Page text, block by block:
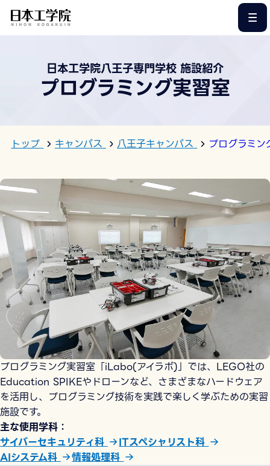
日本工学院八王子専門学校 施設紹介
プログラミング実習室
トップ キャンパス 八王子キャンパス プログラミン
プログラミング実習室「iLabo(アイラボ)」では、LEGO社の
Education SPIKEやドローンなど、さまざまなハードウェア
を活用し、プログラミング技術を実践で楽しく学ぶための実習
施設です。
主な使用学科
サイバーセキュリティ科
ITスペシャリスト科
AIシステム科
情報処理科